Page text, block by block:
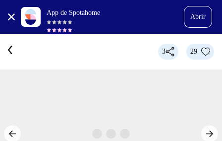
App de Spotahome
Abrir
3 29